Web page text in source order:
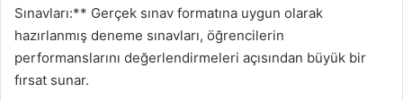
Sınavları:** Gerçek sınav formatına uygun olarak
hazırlanmış deneme sınavları, öğrencilerin
performanslarını değerlendirmeleri açısından büyük bir
fırsat sunar.